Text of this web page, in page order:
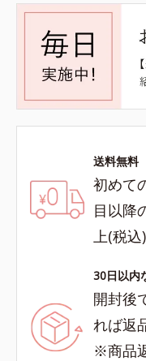
送料無料
初めて
目以降
上(税
30日以内
開封後
れば返
※商品